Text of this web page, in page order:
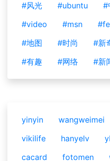
#风光
#ubuntu #
#video
#msn
#地图
#时尚 #新
#有趣
#网络 #新
yinyin wangweimei
vikilife
hanyelv
cacard
fotomen